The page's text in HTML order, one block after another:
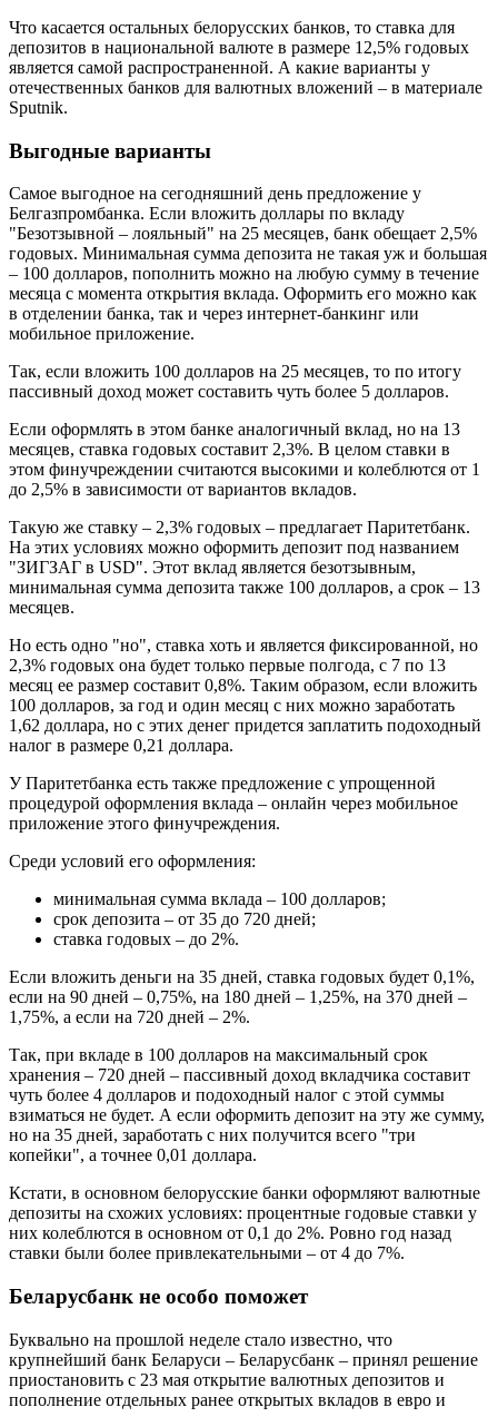
Что касается остальных белорусских банков, то ставка для
депозитов в национальной валюте в размере 12,5% годовых
является самой распространенной. А какие варианты у
отечественных банков для валютных вложений – в материале
Sputnik.
Выгодные варианты
Самое выгодное на сегодняшний день предложение у
Белгазпромбанка. Если вложить доллары по вкладу
"Безотзывной – лояльный" на 25 месяцев, банк обещает 2,5%
годовых. Минимальная сумма депозита не такая уж и большая
– 100 долларов, пополнить можно на любую сумму в течение
месяца с момента открытия вклада. Оформить его можно как
в отделении банка, так и через интернет-банкинг или
мобильное приложение.
Так, если вложить 100 долларов на 25 месяцев, то по итогу
пассивный доход может составить чуть более 5 долларов.
Если оформлять в этом банке аналогичный вклад, но на 13
месяцев, ставка годовых составит 2,3%. В целом ставки в
этом финучреждении считаются высокими и колеблются от 1
до 2,5% в зависимости от вариантов вкладов.
Такую же ставку – 2,3% годовых – предлагает Паритетбанк.
На этих условиях можно оформить депозит под названием
"ЗИГЗАГ в USD". Этот вклад является безотзывным,
минимальная сумма депозита также 100 долларов, а срок – 13
месяцев.
Но есть одно "но", ставка хоть и является фиксированной, но
2,3% годовых она будет только первые полгода, с 7 по 13
месяц ее размер составит 0,8%. Таким образом, если вложить
100 долларов, за год и один месяц с них можно заработать
1,62 доллара, но с этих денег придется заплатить подоходный
налог в размере 0,21 доллара.
У Паритетбанка есть также предложение с упрощенной
процедурой оформления вклада – онлайн через мобильное
приложение этого финучреждения.
Среди условий его оформления:
минимальная сумма вклада – 100 долларов;
срок депозита – от 35 до 720 дней;
ставка годовых – до 2%.
Если вложить деньги на 35 дней, ставка годовых будет 0,1%,
если на 90 дней – 0,75%, на 180 дней – 1,25%, на 370 дней –
1,75%, а если на 720 дней – 2%.
Так, при вкладе в 100 долларов на максимальный срок
хранения – 720 дней – пассивный доход вкладчика составит
чуть более 4 долларов и подоходный налог с этой суммы
взиматься не будет. А если оформить депозит на эту же сумму,
но на 35 дней, заработать с них получится всего "три
копейки", а точнее 0,01 доллара.
Кстати, в основном белорусские банки оформляют валютные
депозиты на схожих условиях: процентные годовые ставки у
них колеблются в основном от 0,1 до 2%. Ровно год назад
ставки были более привлекательными – от 4 до 7%.
Беларусбанк не особо поможет
Буквально на прошлой неделе стало известно, что
крупнейший банк Беларуси – Беларусбанк – принял решение
приостановить с 23 мая открытие валютных депозитов и
пополнение отдельных ранее открытых вкладов в евро и